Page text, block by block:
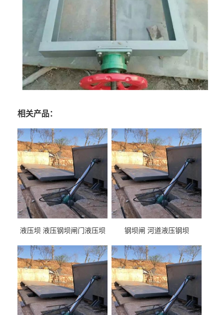
相关产品：
液压坝 液压钢坝闸门液压坝
钢坝闸 河道液压钢坝